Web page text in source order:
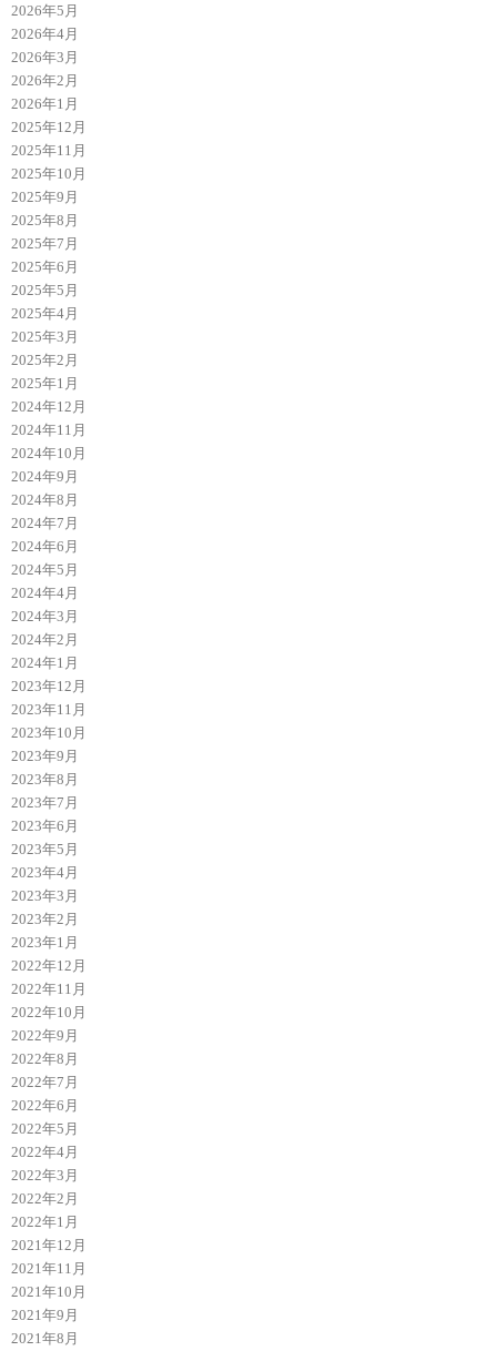
2026年5月
2026年4月
2026年3月
2026年2月
2026年1月
2025年12月
2025年11月
2025年10月
2025年9月
2025年8月
2025年7月
2025年6月
2025年5月
2025年4月
2025年3月
2025年2月
2025年1月
2024年12月
2024年11月
2024年10月
2024年9月
2024年8月
2024年7月
2024年6月
2024年5月
2024年4月
2024年3月
2024年2月
2024年1月
2023年12月
2023年11月
2023年10月
2023年9月
2023年8月
2023年7月
2023年6月
2023年5月
2023年4月
2023年3月
2023年2月
2023年1月
2022年12月
2022年11月
2022年10月
2022年9月
2022年8月
2022年7月
2022年6月
2022年5月
2022年4月
2022年3月
2022年2月
2022年1月
2021年12月
2021年11月
2021年10月
2021年9月
2021年8月